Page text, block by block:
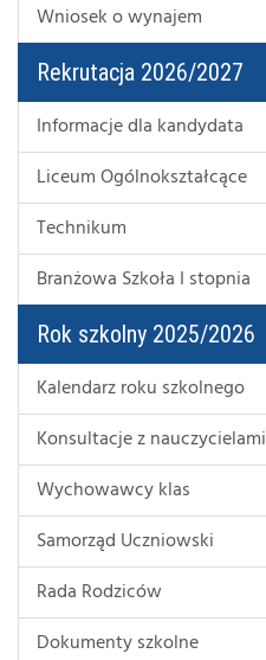
Wniosek o wynajem
Rekrutacja 2026/2027
Informacje dla kandydata
Liceum Ogólnokształcące
Technikum
Branżowa Szkoła I stopnia
Rok szkolny 2025/2026
Kalendarz roku szkolnego
Konsultacje z nauczycielami
Wychowawcy klas
Samorząd Uczniowski
Rada Rodziców
Dokumenty szkolne